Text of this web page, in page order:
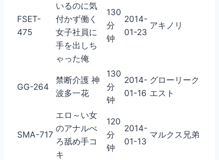
FSET-
475
いるのに気
付かず働く
女子社員に
手を出しち
ゃった俺
130
分
钟
2014-
01-23
アキノリ
GG-264
禁断介護 神
波多一花
130
分
钟
2014-
01-16
グローリーク
エスト
SMA-717
エロ～い女
のアナルべ
ろ舐め手コ
キ
120
分
钟
2014-
01-13
マルクス兄弟